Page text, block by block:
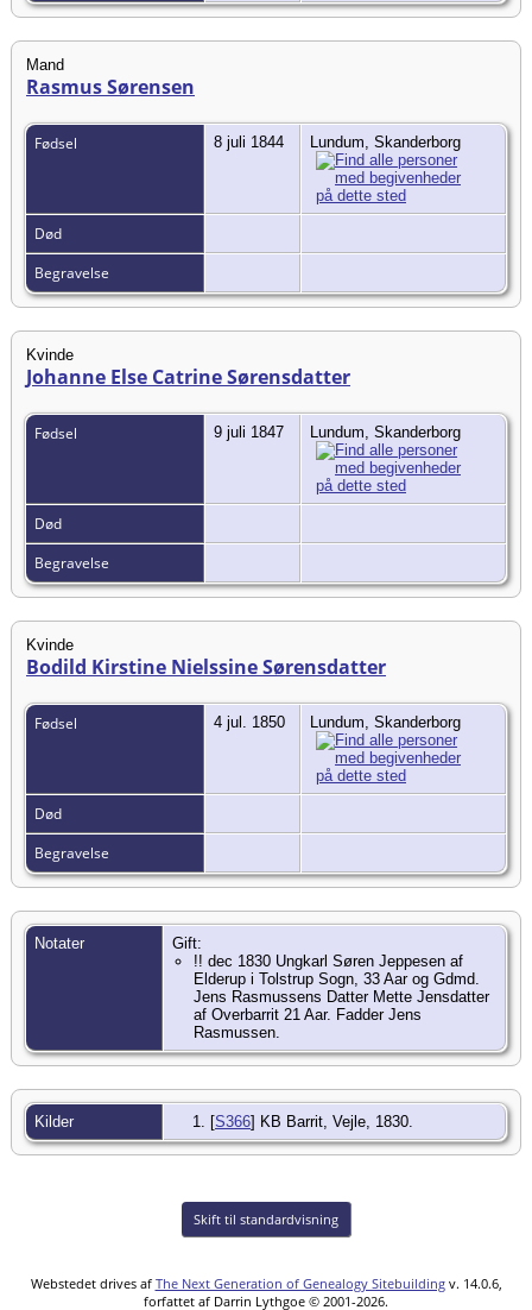
Mand
Rasmus Sørensen
Fødsel 8 juli 1844 Lundum, Skanderborg
Død
Begravelse
Kvinde
Johanne Else Catrine Sørensdatter
Fødsel 9 juli 1847 Lundum, Skanderborg
Død
Begravelse
Kvinde
Bodild Kirstine Nielssine Sørensdatter
Fødsel 4 jul. 1850 Lundum, Skanderborg
Død
Begravelse
Notater
Gift:
!! dec 1830 Ungkarl Søren Jeppesen af
Elderup i Tolstrup Sogn, 33 Aar og Gdmd.
Jens Rasmussens Datter Mette Jensdatter
af Overbarrit 21 Aar. Fadder Jens
Rasmussen.
Kilder [S366] KB Barrit, Vejle, 1830.
Skift til standardvisning
Webstedet drives af The Next Generation of Genealogy Sitebuildingv. 14.0.6,
forfattet af Darrin Lythgoe © 2001-2026.